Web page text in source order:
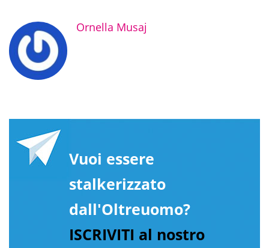
Ornella Musaj
Vuoi essere
stalkerizzato
dall'Oltreuomo?
ISCRIVITI al nostro